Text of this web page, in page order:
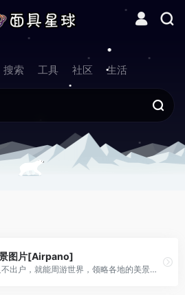
搜索 工具 社区 生活
图片[Airpano]
可以帮助我们实现足不出户，就能周游世界，领略各地的美景。360°全景图，画质清晰超赞，效果惊艳。可以根据景点的不同视角进行切换，享受视觉盛宴！